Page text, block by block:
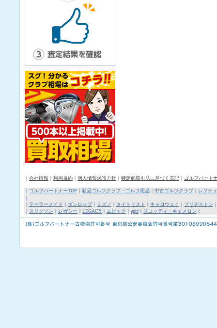
｜ 会社情報 ｜ 利用規約 ｜ 個人情報保護方針 ｜ 特定商取引法に基づく表記 ｜ ゴルフパート
｜ ゴルフパートナーTOP ｜ 新品ゴルフクラブ・ゴルフ用品 ｜ 中古ゴルフクラブ ｜ レフテ
｜
｜ テーラーメイド ｜ ダンロップ｜ ミズノ ｜ タイトリスト ｜ キャロウェイ ｜ ブリヂストン
｜ スリクソン ｜ レガシー ｜ LEGACY ｜ エピック ｜ epic ｜ スコッティ・キャメロン ｜